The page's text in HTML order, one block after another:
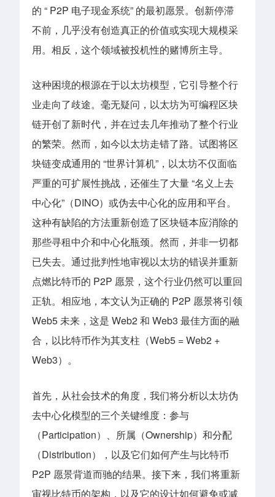
的 “ P2P 电子现金系统” 的最初愿景。创新停滞
不前，几乎没有创造真正的价值或实现大规模采
用。相反，这个领域被投机性的赌博所主导。
这种困境的根源在于以太坊模型，它引导整个行
业走向了歧途。毫无疑问，以太坊为可编程区块
链开创了新时代，并在过去几年推动了整个行业
的繁荣。然而，如今以太坊走错了路。试图将区
块链变成通用的 “世界计算机”，以太坊不仅面临
严重的可扩展性挑战，还催生了大量 “名义上去
中心化”（DINO）或伪去中心化的应用和平台。
这种有缺陷的方法重新创造了区块链本应消除的
那些寻租中介和中心化瓶颈。然而，并非一切都
已失去。通过批判性地审视以太坊的错误并重新
点燃比特币的 P2P 愿景，这个行业仍然可以重回
正轨。相应地，本文认为正确的 P2P 愿景将引领
Web5 未来，这是 Web2 和 Web3 最佳方面的融
合，以比特币作为其支柱（Web5 = Web2 +
Web3）。
首先 ，从社会技术的角度，我们将分析以太坊伪
去中心化模型的三个关键维度：参与
（Participation）、所属（Ownership）和分配
（Distribution），以及它们如何产生与比特币
P2P 愿景背道而驰的结果。 接下来 ，我们将重新
审视比特币的架构，以及它的设计如何避免或减